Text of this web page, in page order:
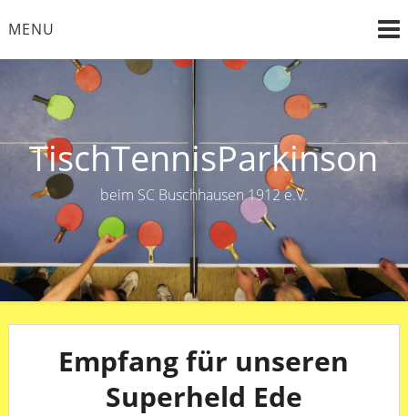
toMENU
TischTennisParkinson
beim SC Buschhausen 1912 e.V.
Empfang für unseren
Superheld Ede